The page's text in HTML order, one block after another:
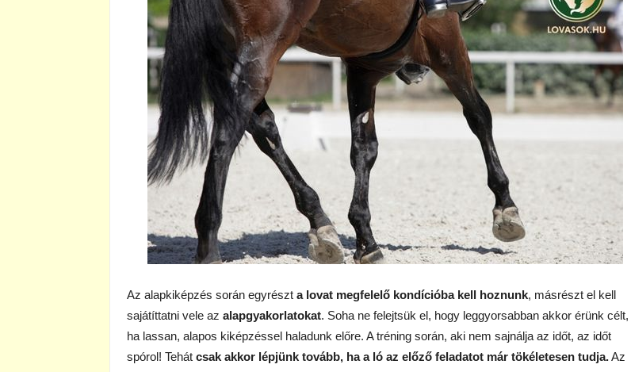
Az alapkiképzés során egyrészt a lovat megfelelő kondícióba kell hoznunk, másrészt el kell
sajátíttatni vele az alapgyakorlatokat. Soha ne felejtsük el, hogy leggyorsabban akkor érünk célt,
ha lassan, alapos kiképzéssel haladunk előre. A tréning során, aki nem sajnálja az időt, az időt
spórol! Tehát csak akkor lépjünk tovább, ha a ló az előző feladatot már tökéletesen tudja.Az